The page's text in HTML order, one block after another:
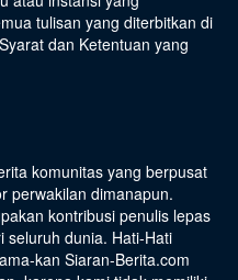
tulisan yang diterbitkan di
Syarat dan Ketentuan yang
komunitas yang berpusat
perwakilan dimanapun.
kontribusi penulis lepas
seluruh dunia. Hati-Hati
kan Siaran-Berita.com